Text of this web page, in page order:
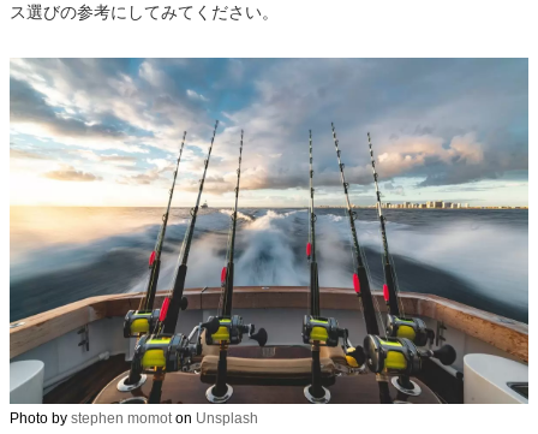
ス選びの参考にしてみてください。
Photo by stephen momot on Unsplash